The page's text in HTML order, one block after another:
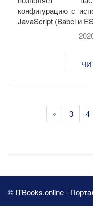
конфигурацию с
JavaScript (Babel и
« 3 4
© ITBooks.online -